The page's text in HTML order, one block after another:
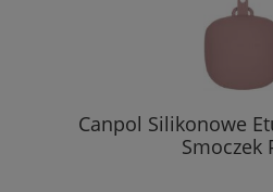
Canpol Silikonowe
Smoczek